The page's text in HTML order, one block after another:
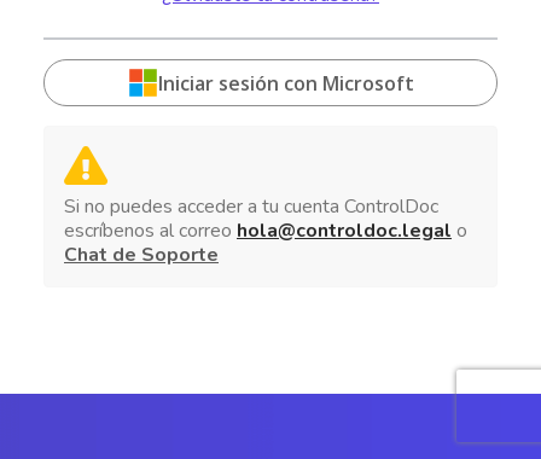
Iniciar sesión con Microsoft
Si no puedes acceder a tu cuenta ControlDoc
escríbenos al correo hola@controldoc.legal o
Chat de Soporte